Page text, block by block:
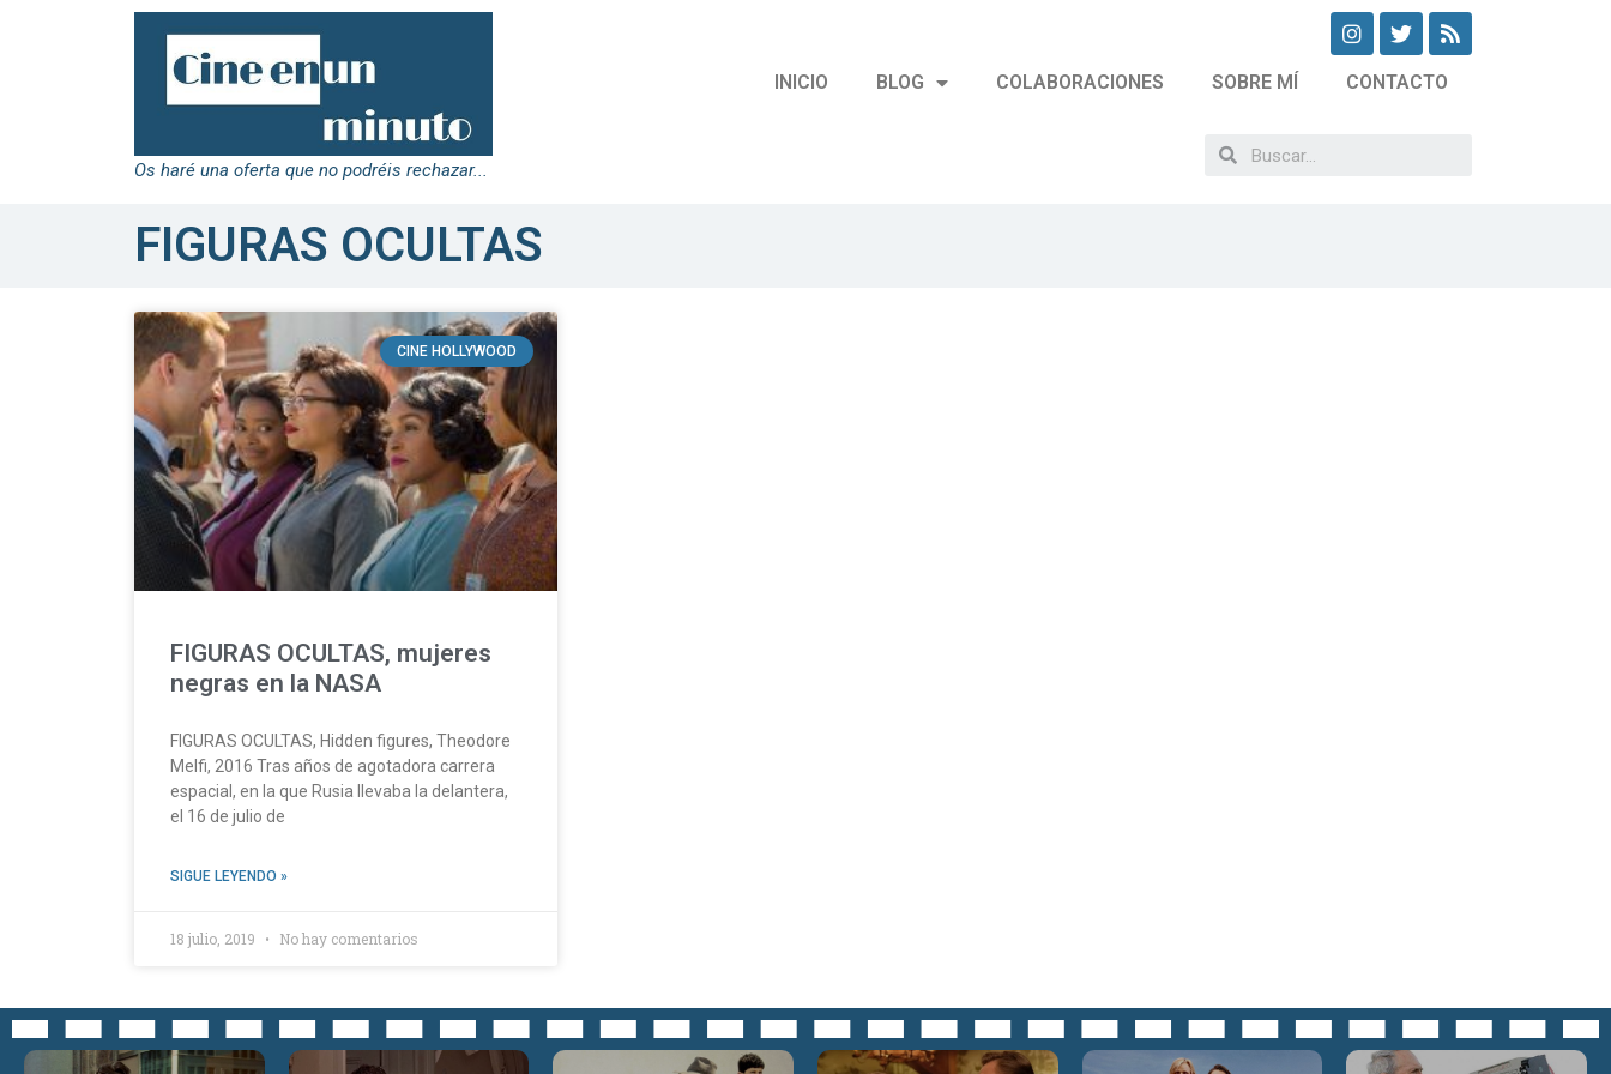
Os haré una oferta que no podréis rechazar...
INICIO BLOG COLABORACIONES SOBRE MÍ CONTACTO
FIGURAS OCULTAS
CINE HOLLYWOOD
FIGURAS OCULTAS, mujeres
negras en la NASA
FIGURAS OCULTAS, Hidden figures, Theodore
Melfi, 2016 Tras años de agotadora carrera
espacial, en la que Rusia llevaba la delantera,
el 16 de julio de
SIGUE LEYENDO »
18 julio, 2019 No hay comentarios